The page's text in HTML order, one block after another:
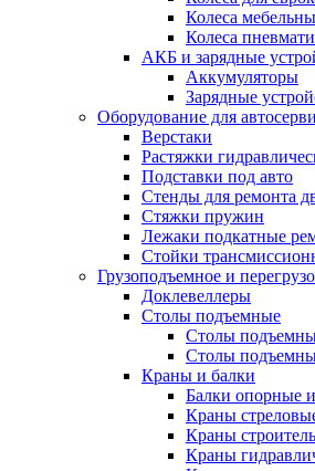
Колеса
Колеса
АКБ и зарядные
Аккумуляторы
Зарядные
Оборудование для
Верстаки
Растяжки
Подставки под авто
Стенды для ремонта
Стяжки пружин
Лежаки подкатные
Стойки
Грузоподъемное и
Доклевеллеры
Столы подъемные
Столы
Столы
Краны и балки
Балки опорные
Краны
Краны
Краны